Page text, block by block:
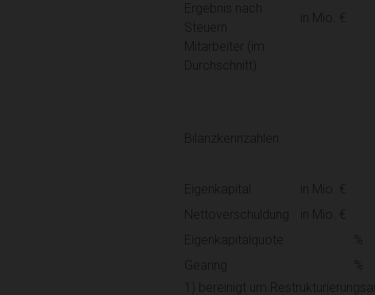
Ergebnis nach
Steuern
in Mio. €
Mitarbeiter (im
Durchschnitt)
Bilanzkennzahlen
Eigenkapital
in Mio. €
Nettoverschuldung
in Mio. €
Eigenkapitalquote
%
Gearing
%
1) bereinigt um